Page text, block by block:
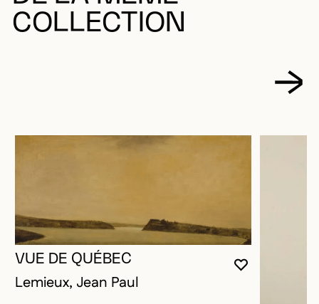
COLLECTION
VOUS
FERMER
OUVRIR LA
VUE DE QUÉBEC
Lemieux, Jean Paul